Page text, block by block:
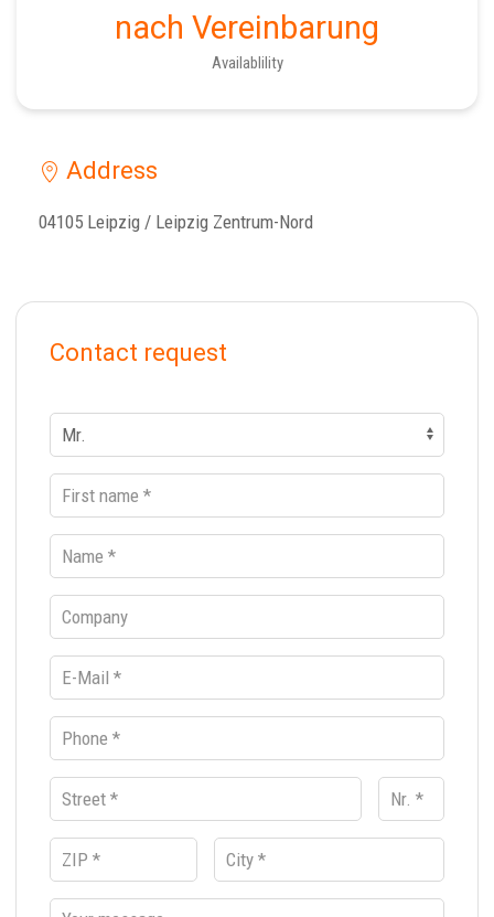
nach Vereinbarung
Availablility
Address
04105 Leipzig / Leipzig Zentrum-Nord
Contact request